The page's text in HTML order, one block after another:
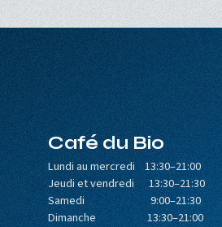
Café du Bio
Lundi au mercredi 13:30–21:00
Jeudi et vendredi 13:30–21:30
Samedi 9:00–21:30
Dimanche 13:30–21:00